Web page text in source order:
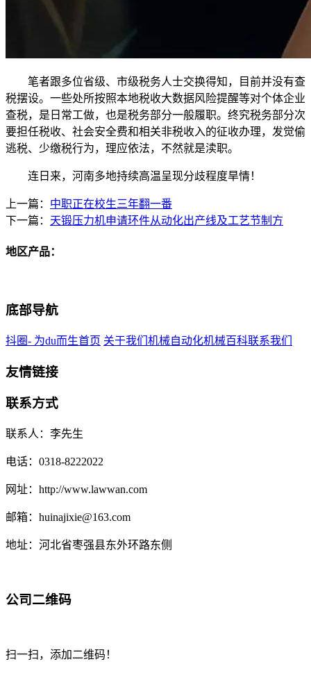
笔者跟多位省级、市级税务人士交换得知，目前并没有查
税摆设。一些处所按照本地税收大数据风险提醒等对个体企业
查税，是日常工做，也是税务部分一般履职。终究税务部分次
要担任税收、社会安全费和相关非税收入的征收办理，发觉偷
逃税、少缴税行为，理应依法，不然就是渎职。
连日来，河南多地持续高温呈现分歧程度旱情！
上一篇： 中职正在校生三年翻一番
下一篇： 天锻压力机申请环件从动化出产线及工艺节制方
地区产品：
底部导航
抖圈- 为du而生首页 关于我们 机械自动化机械百科联系我们
友情链接
联系方式
联系人：李先生
电话：0318-8222022
网址：http://www.lawwan.com
邮箱：huinajixie@163.com
地址：河北省枣强县东外环路东侧
公司二维码
扫一扫，添加二维码！